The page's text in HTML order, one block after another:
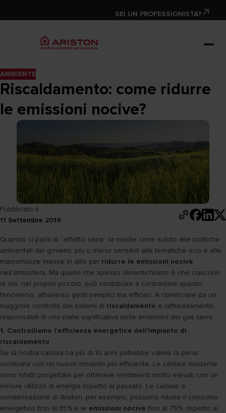
SEI UN PROFESSIONISTA?
AMBIENTE
Riscaldamento: come ridurre
le emissioni nocive?
Pubblicato il
11 Settembre 2019
Quando si parla di “effetto serra” la mente corre subito alle politiche
ambientali dei governi, più o meno sensibili alle tematiche eco e alle
macromisure messe in atto per ridurre le emissioni nocive
nell'atmosfera. Ma quello che spesso dimentichiamo è che ciascuno
di noi, nel proprio piccolo, può contribuire a contrastare questo
fenomeno, attraverso gesti semplici ma efficaci. A cominciare da un
maggiore controllo dei sistemi di riscaldamento e raffreddamento,
responsabili di una parte significativa delle emissioni dei gas serra.
1. Controlliamo l'efficienza energetica dell'impianto di
riscaldamento
Se la nostra caldaia ha più di 10 anni potrebbe valere la pena
sostituirla con un nuovo modello più efficiente. Le caldaie moderne
sono infatti progettate per ottenere rendimenti molto elevati con un
minore utilizzo di energia rispetto al passato. Le caldaie a
condensazione di Ariston, per esempio, possono ridurre il consumo
energetico fino al 35% e le emissioni nocive fino al 75%, rispetto ai